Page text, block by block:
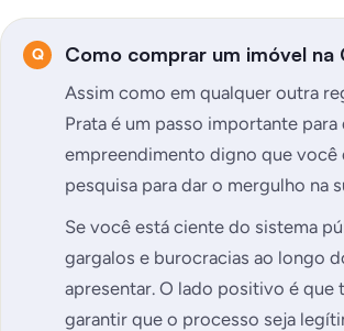
Como comprar um imóvel na
Assim como em qualquer outra
Prata é um passo importante
empreendimento digno que você
pesquisa para dar o mergulho na
Se você está ciente do sistema
gargalos e burocracias ao longo
apresentar. O lado positivo é
garantir que o processo seja